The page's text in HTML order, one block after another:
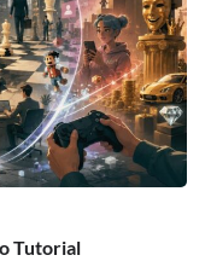
Tutorial